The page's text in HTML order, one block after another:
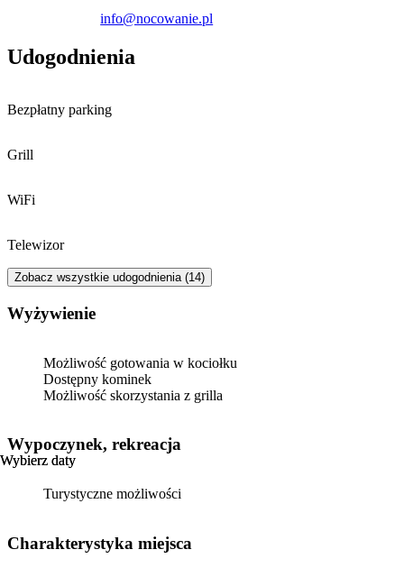
info@nocowanie.pl
Wybierz daty
Wybierz daty
Udogodnienia
Bezpłatny parking
Grill
WiFi
Telewizor
Zobacz wszystkie udogodnienia (14)
Wyżywienie
Możliwość gotowania w kociołku
Dostępny kominek
Możliwość skorzystania z grilla
Wypoczynek, rekreacja
Turystyczne możliwości
Charakterystyka miejsca